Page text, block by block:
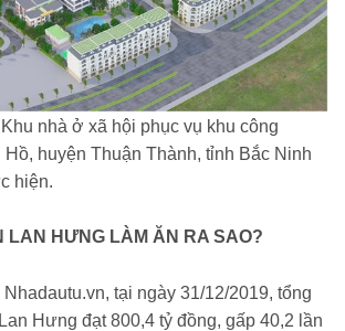
nhà ở xã hội phục vụ khu công
Hồ, huyện Thuận Thành, tỉnh Bắc Ninh
hiện.
LAN HƯNG LÀM ĂN RA SAO?
tại ngày 31/12/2019, tổng
Hưng đạt 800,4 tỷ đồng, gấp 40,2 lần